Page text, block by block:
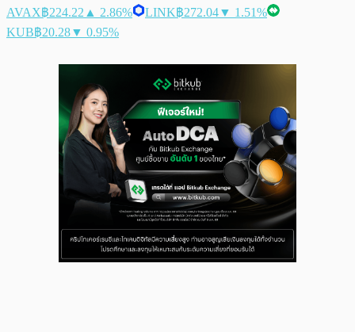
AVAX฿224.22 ▲ 2.86% LINK฿272.04▼ 1.51%
KUB฿20.28▼ 0.95%